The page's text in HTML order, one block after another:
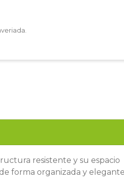
resistente y su espacio
forma organizada y